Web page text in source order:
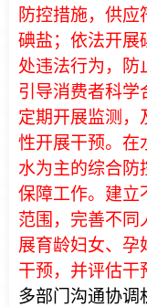
防控措施，供
碘盐；依法开展
处违法行为，防
引导消费者科学
定期开展监测，
性开展干预。在
水为主的综合防
保障工作。建立
范围，完善不同
展育龄妇女、孕
干预，并评估干
多部门沟通协调